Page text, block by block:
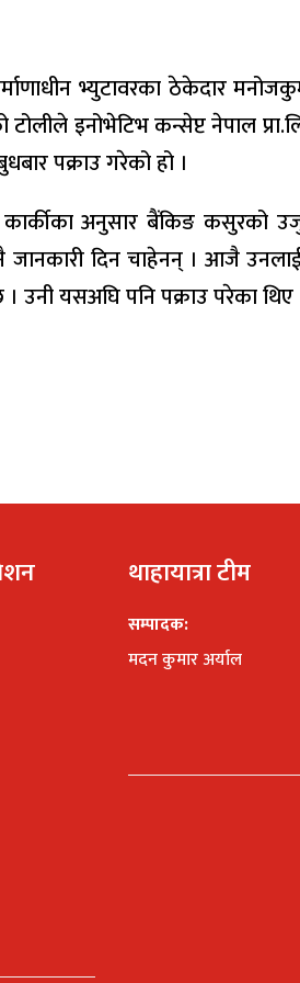
भ्युटावरका ठेकेदार
टोलीले इनोभेटिभ कन्सेप्ट नेपाल
पक्राउ गरेको हो ।
कार्कीका अनुसार बैंकिङ कसुरको
दिन चाहेनन् । आजै
उनी यसअघि पनि पक्राउ परेका थिए
थाहायात्रा टीम
सम्पादक:
मदन कुमार अर्याल